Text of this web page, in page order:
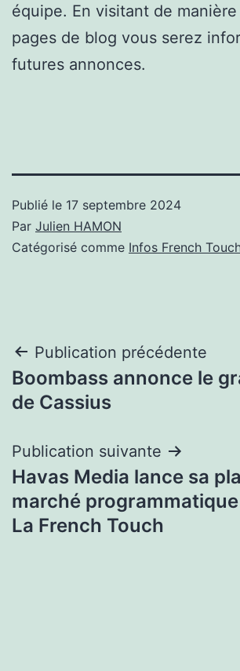
équipe. En visitant de
pages de blog vous serez
futures annonces.
Publié le 17 septembre 2024
Par Julien HAMON
Catégorisé comme Infos French
Navigation
de
Publication précédente
Boombass annonce le
de Cassius
Publication suivante
Havas Media lance sa
marché
La French Touch